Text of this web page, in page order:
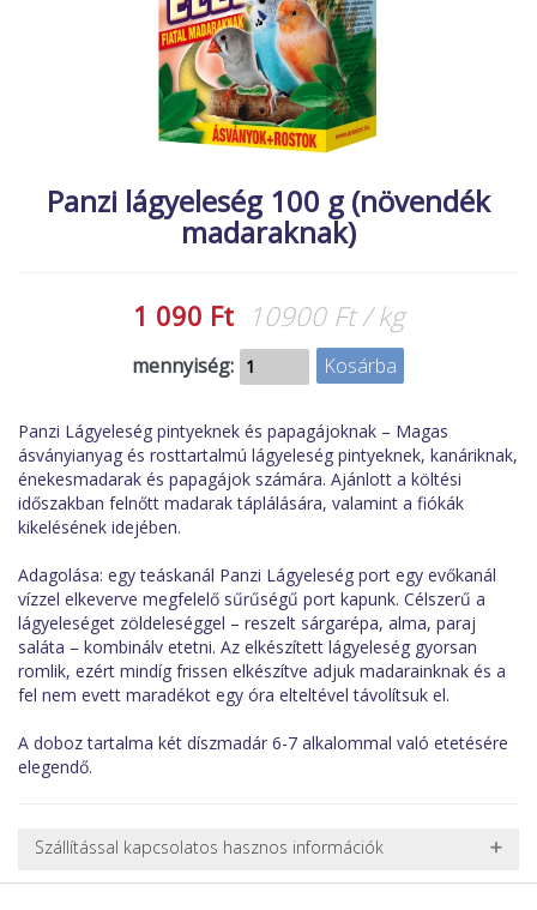
ÉLŐ ÉDESVÍZI
ÉLŐ TENGERI
NÖVÉNYEK
Panzi lágyeleség 100 g (növendék
madaraknak)
1 090 Ft 10900 Ft / kg
mennyiség:
Panzi Lágyeleség pintyeknek és papagájoknak – Magas
ásványianyag és rosttartalmú lágyeleség pintyeknek, kanáriknak,
énekesmadarak és papagájok számára. Ajánlott a költési
időszakban felnőtt madarak táplálására, valamint a fiókák
kikelésének idejében.
Adagolása: egy teáskanál Panzi Lágyeleség port egy evőkanál
vízzel elkeverve megfelelő sűrűségű port kapunk. Célszerű a
lágyeleséget zöldeleséggel – reszelt sárgarépa, alma, paraj
saláta – kombinálv etetni. Az elkészített lágyeleség gyorsan
romlik, ezért mindíg frissen elkészítve adjuk madarainknak és a
fel nem evett maradékot egy óra elteltével távolítsuk el.
A doboz tartalma két díszmadár 6-7 alkalommal való etetésére
elegendő.
Szállítással kapcsolatos hasznos információk